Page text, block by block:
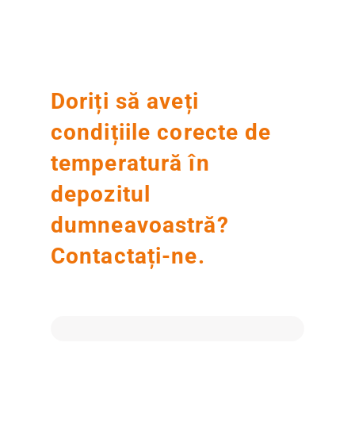
Doriți să aveți
condițiile corecte de
temperatură în
depozitul
dumneavoastră?
Contactați-ne.